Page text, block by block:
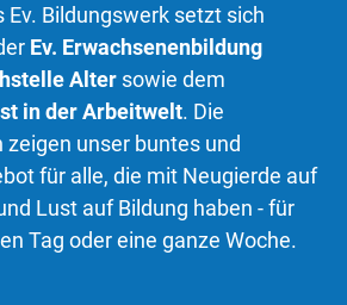
Ev. Bildungswerk setzt sich
Ev. Erwachsenenbildung
Altersowie dem
in der Arbeitwelt. Die
unser buntes und
für alle, die mit Neugierde auf
Lust auf Bildung haben - für
Tag oder eine ganze Woche.